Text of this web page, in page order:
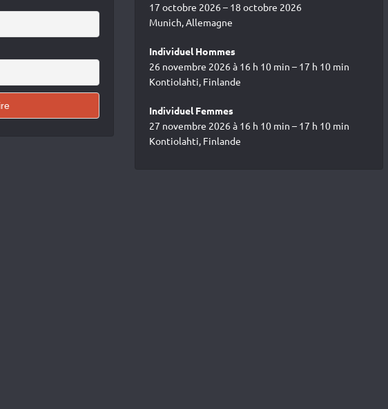
17 octobre 2026 – 18 octobre 2026
Munich, Allemagne
Individuel Hommes
26 novembre 2026 à 16 h 10 min – 17 h 10 min
Kontiolahti, Finlande
Individuel Femmes
27 novembre 2026 à 16 h 10 min – 17 h 10 min
Kontiolahti, Finlande